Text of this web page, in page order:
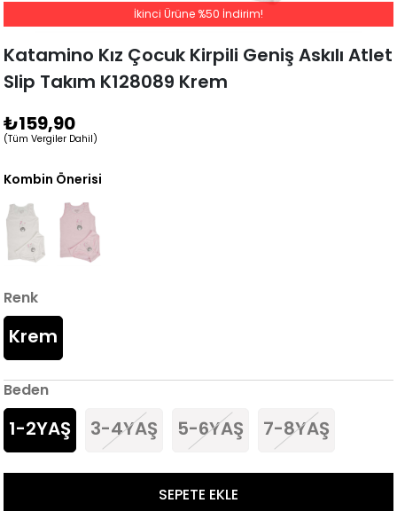
Katamino Kız Çocuk Kirpili Geniş Askılı Atlet
Slip Takım K128089 Krem
₺159,90
(Tüm Vergiler Dahil)
İkinci Ürüne %50 İndirim!
Kombin Önerisi
Renk
Krem
Beden
1-2YAŞ 3-4YAŞ 5-6YAŞ 7-8YAŞ